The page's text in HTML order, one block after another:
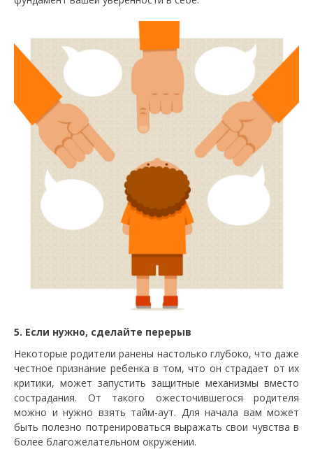
5. Если нужно, сделайте перерыв
Некоторые родители ранены настолько глубоко, что даже
честное признание ребенка в том, что он страдает от их
критики, может запустить защитные механизмы вместо
сострадания. От такого ожесточившегося родителя
можно и нужно взять тайм-аут. Для начала вам может
быть полезно потренироваться выражать свои чувства в
более благожелательном окружении.